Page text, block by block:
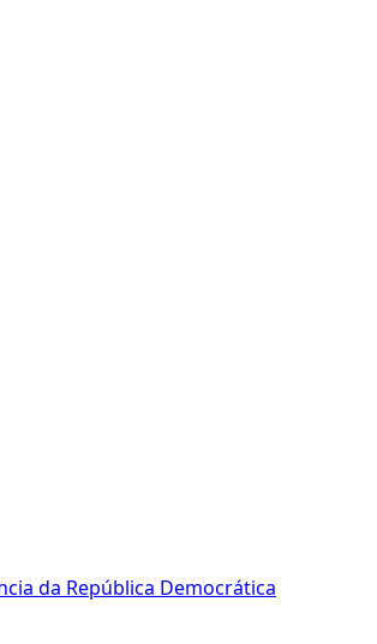
da República Democrática